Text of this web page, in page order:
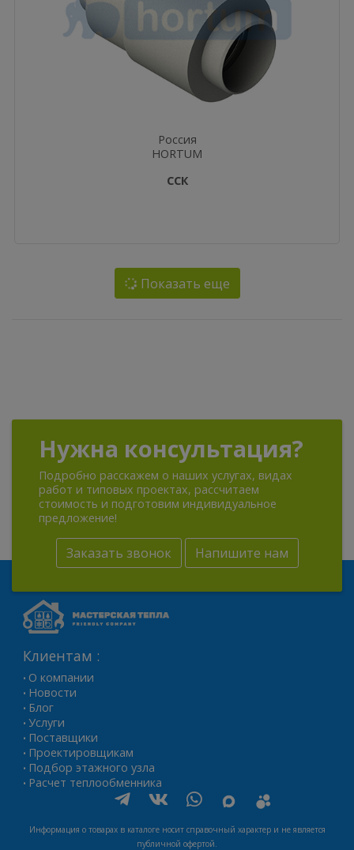
Россия
HORTUM
ССК
Показать еще
Нужна консультация?
Подробно расскажем о наших услугах, видах
работ и типовых проектах, рассчитаем
стоимость и подготовим индивидуальное
предложение!
Заказать звонок Напишите нам
Клиентам :
• О компании
• Новости
• Блог
• Услуги
• Поставщики
• Проектировщикам
• Подбор этажного узла
• Расчет теплообменника
Информация о товарах в каталоге носит справочный характер и не является
публичной офертой.